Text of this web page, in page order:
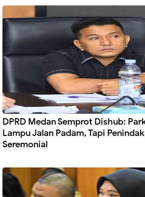
DPRD Medan Semprot Dishub:
Lampu Jalan Padam, Tapi
Seremonial